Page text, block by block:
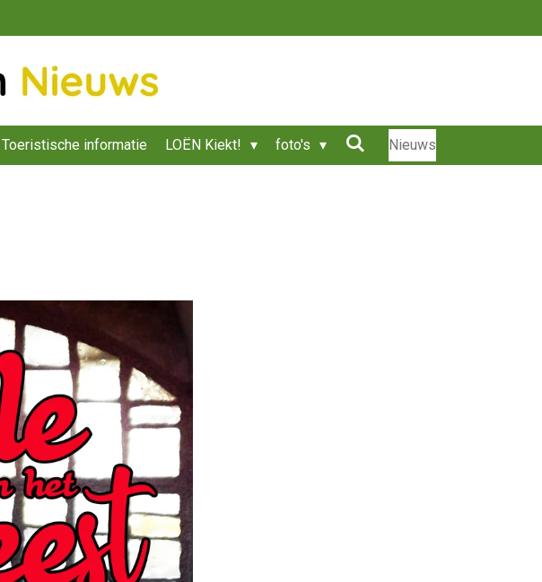
Toeristische informatie LOËN Kiekt! foto's Nieuws